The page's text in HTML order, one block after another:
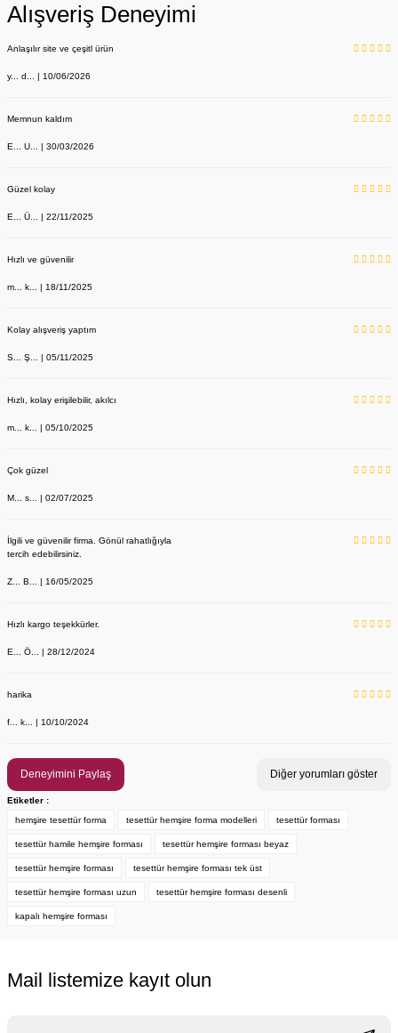
YENİ ÜRÜN
Labor Medikal Tekstil
199,00 TL
Alışveriş Deneyimi
Anlaşılır site ve çeşitl ürün
y... d... | 10/06/2026
Memnun kaldım
E... U... | 30/03/2026
Güzel kolay
E... Ü... | 22/11/2025
Hızlı ve güvenilir
m... k... | 18/11/2025
Kolay alışveriş yaptım
S... Ş... | 05/11/2025
Hızlı, kolay erişilebilir, akılcı
m... k... | 05/10/2025
Çok güzel
M... s... | 02/07/2025
İlgili ve güvenilir firma. Gönül rahatlığıyla
tercih edebilirsiniz.
Z... B... | 16/05/2025
Hızlı kargo teşekkürler.
E... Ö... | 28/12/2024
harika
f... k... | 10/10/2024
Deneyimini Paylaş Diğer yorumları göster
Etiketler :
hemşire tesettür forma
tesettür hemşire forma modelleri tesettür forması
tesettür hamile hemşire forması tesettür hemşire forması beyaz
tesettür hemşire forması tesettür hemşire forması tek üst
tesettür hemşire forması uzun tesettür hemşire forması desenli
kapalı hemşire forması
Mail listemize kayıt olun